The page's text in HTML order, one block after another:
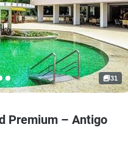
Premium – Antigo
31